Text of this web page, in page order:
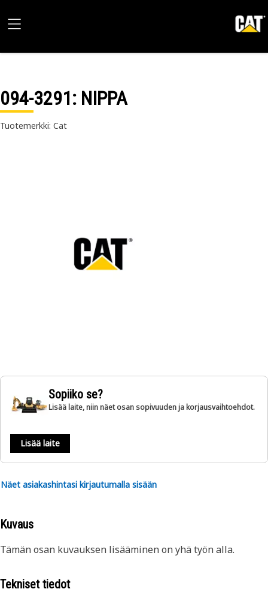
094-3291: NIPPA
Tuotemerkki: Cat
Sopiiko se?
Lisää laite, niin näet osan sopivuuden ja korjausvaihtoehdot.
Lisää laite
Näet asiakashintasi kirjautumalla sisään
Kuvaus
Tämän osan kuvauksen lisääminen on yhä työn alla.
Tekniset tiedot